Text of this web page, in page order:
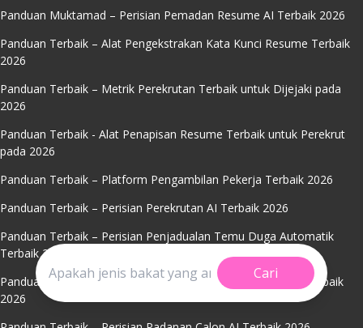
Cari
Panduan Muktamad – Perisian Pemadan Resume AI Terbaik 2026
Panduan Terbaik – Alat Pengekstrakan Kata Kunci Resume Terbaik
2026
Panduan Terbaik – Metrik Perekrutan Terbaik untuk Dijejaki pada
2026
Panduan Terbaik - Alat Penapisan Resume Terbaik untuk Perekrut
pada 2026
Panduan Terbaik – Platform Pengambilan Pekerja Terbaik 2026
Panduan Terbaik – Perisian Perekrutan AI Terbaik 2026
Panduan Terbaik – Perisian Penjadualan Temu Duga Automatik
Terbaik 2026
Panduan Terbaik – Pangkalan Data Penjejakan Pemohon Terbaik
2026